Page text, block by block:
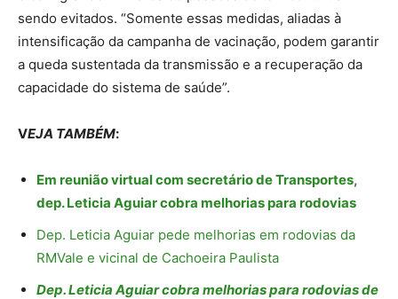
sendo evitados. “Somente essas medidas, aliadas à
intensificação da campanha de vacinação, podem garantir
a queda sustentada da transmissão e a recuperação da
capacidade do sistema de saúde”.
VEJA TAMBÉM:
Em reunião virtual com secretário de Transportes,
dep. Leticia Aguiar cobra melhorias para rodovias
Dep. Leticia Aguiar pede melhorias em rodovias da
RMVale e vicinal de Cachoeira Paulista
Dep. Leticia Aguiar cobra melhorias para rodovias de